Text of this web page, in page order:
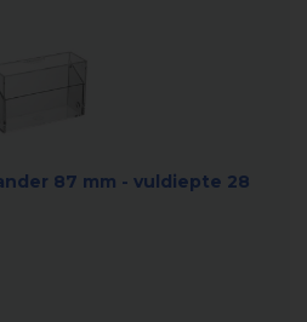
87 mm - vuldiepte 28